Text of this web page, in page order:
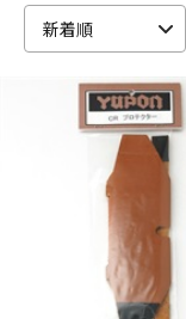
ドラム
キーボード
新着順